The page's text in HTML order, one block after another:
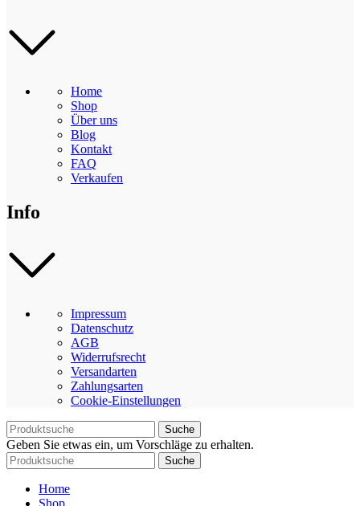
Home
Shop
Über uns
Blog
Kontakt
FAQ
Verkaufen
Info
Impressum
Datenschutz
AGB
Widerrufsrecht
Versandarten
Zahlungsarten
Cookie-Einstellungen
Suche
Geben Sie etwas ein, um Vorschläge zu erhalten.
Suche
Home
Shop